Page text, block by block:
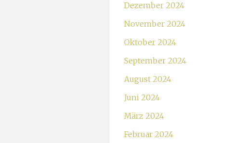
Dezember 2024
November 2024
Oktober 2024
September 2024
August 2024
Juni 2024
März 2024
Februar 2024